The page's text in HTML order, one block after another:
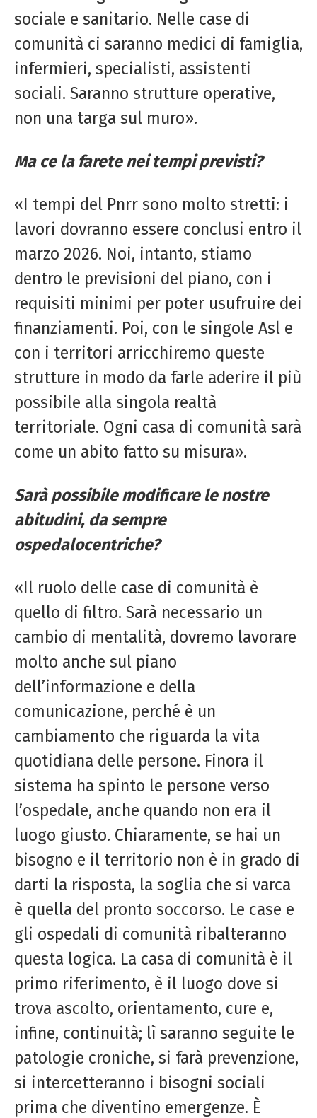
sociale e sanitario. Nelle case di
comunità ci saranno medici di famiglia,
infermieri, specialisti, assistenti
sociali. Saranno strutture operative,
non una targa sul muro».
Ma ce la farete nei tempi previsti?
«I tempi del Pnrr sono molto stretti: i
lavori dovranno essere conclusi entro il
marzo 2026. Noi, intanto, stiamo
dentro le previsioni del piano, con i
requisiti minimi per poter usufruire dei
finanziamenti. Poi, con le singole Asl e
con i territori arricchiremo queste
strutture in modo da farle aderire il più
possibile alla singola realtà
territoriale. Ogni casa di comunità sarà
come un abito fatto su misura».
Sarà possibile modificare le nostre
abitudini, da sempre
ospedalocentriche?
«Il ruolo delle case di comunità è
quello di filtro. Sarà necessario un
cambio di mentalità, dovremo lavorare
molto anche sul piano
dell’informazione e della
comunicazione, perché è un
cambiamento che riguarda la vita
quotidiana delle persone. Finora il
sistema ha spinto le persone verso
l’ospedale, anche quando non era il
luogo giusto. Chiaramente, se hai un
bisogno e il territorio non è in grado di
darti la risposta, la soglia che si varca
è quella del pronto soccorso. Le case e
gli ospedali di comunità ribalteranno
questa logica. La casa di comunità è il
primo riferimento, è il luogo dove si
trova ascolto, orientamento, cure e,
infine, continuità; lì saranno seguite le
patologie croniche, si farà prevenzione,
si intercetteranno i bisogni sociali
prima che diventino emergenze. È